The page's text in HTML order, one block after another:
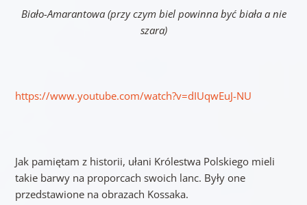
Biało-Amarantowa (przy czym biel powinna być biała a nie
szara)
https://www.youtube.com/watch?v=dIUqwEuJ-NU
Jak pamiętam z historii, ułani Królestwa Polskiego mieli
takie barwy na proporcach swoich lanc. Były one
przedstawione na obrazach Kossaka.